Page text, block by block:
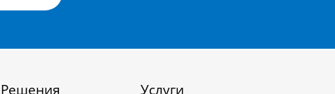
Решения Услуги